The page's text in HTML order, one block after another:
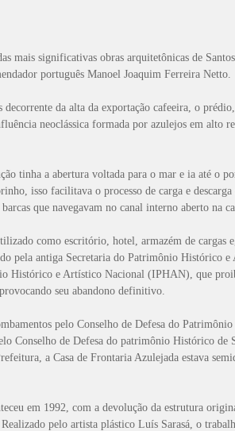
mais significativas obras arquitetônicas de
português Manoel Joaquim Ferreira Netto.
decorrente da alta da exportação cafeeira, o
neoclássica formada por azulejos em alto
tinha a abertura voltada para o mar e ia até o
isso facilitava o processo de carga e descarga
que navegavam no canal interno aberto na
como escritório, hotel, armazém de cargas
pela antiga Secretaria do Patrimônio Histórico
Histórico e Artístico Nacional (IPHAN), que
seu abandono definitivo.
pelo Conselho de Defesa do
Conselho de Defesa do patrimônio Histórico de
a Casa de Frontaria Azulejada estava
em 1992, com a devolução da estrutura
pelo artista plástico Luís Sarasá, o